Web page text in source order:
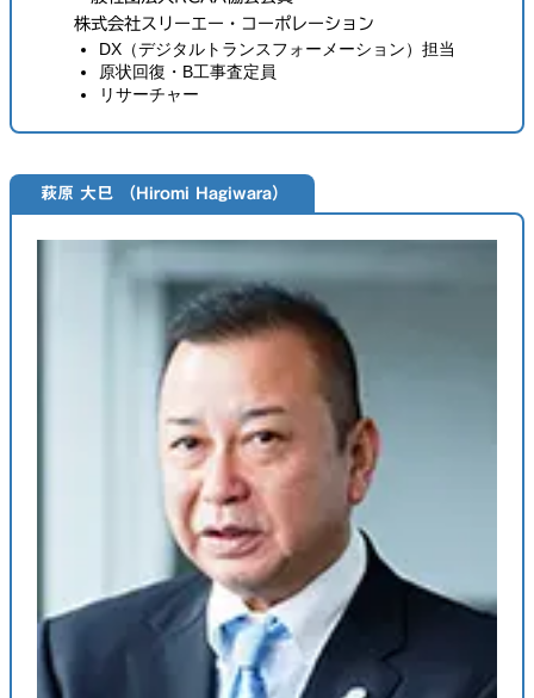
株式会社スリーエー・コーポレーション
DX（デジタルトランスフォーメーション）担当
原状回復・B工事査定員
リサーチャー
萩原 大巳 （Hiromi Hagiwara）